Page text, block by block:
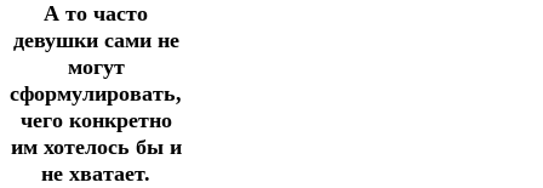
А то часто
девушки сами не
могут
сформулировать,
чего конкретно
им хотелось бы и
не хватает.